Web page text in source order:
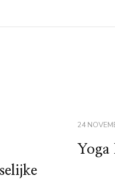
24
Yoga